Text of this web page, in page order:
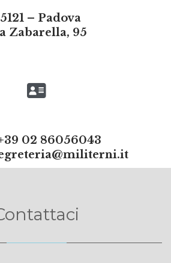
– Padova
Zabarella, 95
02 86056043